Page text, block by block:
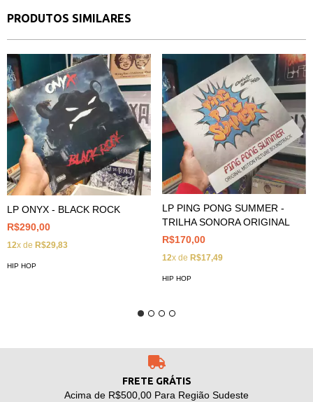
PRODUTOS SIMILARES
LP ONYX - BLACK ROCK
R$290,00
12x de R$29,83
HIP HOP
LP PING PONG SUMMER -
TRILHA SONORA ORIGINAL
R$170,00
12x de R$17,49
HIP HOP
FRETE GRÁTIS
Acima de R$500,00 Para Região Sudeste